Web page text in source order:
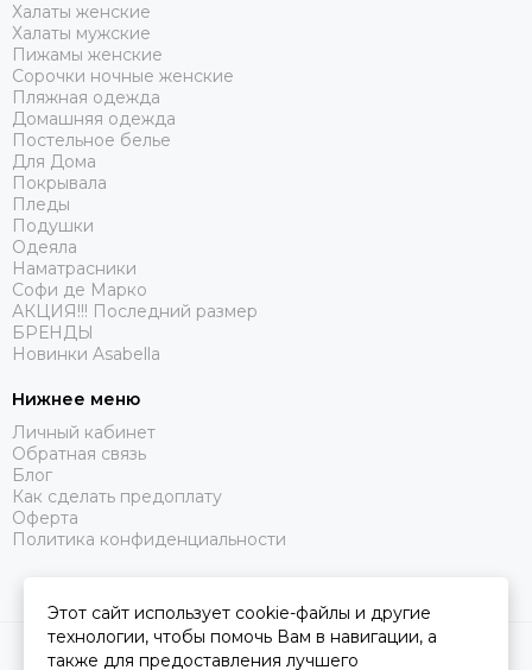
Халаты женские
Халаты мужские
Пижамы женские
Сорочки ночные женские
Пляжная одежда
Домашняя одежда
Постельное белье
Для Дома
Покрывала
Пледы
Подушки
Одеяла
Наматрасники
Софи де Марко
АКЦИЯ!!! Последний размер
БРЕНДЫ
Новинки Asabella
Нижнее меню
Личный кабинет
Обратная связь
Блог
Как сделать предоплату
Оферта
Политика конфиденциальности
2026 © Царство Сна.Карта сайта
Этот сайт использует cookie-файлы и другие
технологии, чтобы помочь Вам в навигации, а
также для предоставления лучшего